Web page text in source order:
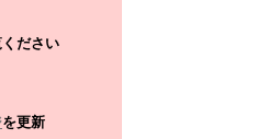
ださい
を更新